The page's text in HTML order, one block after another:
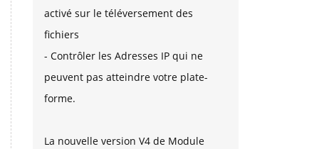
activé sur le téléversement des
fichiers
- Contrôler les Adresses IP qui ne
peuvent pas atteindre votre plate-
forme.
La nouvelle version V4 de Module